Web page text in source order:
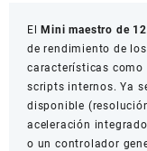
Original
Pololu
item
1352
cantidad
ElMini maestro de
de rendimiento de
características como
scripts internos. Ya
disponible
aceleración
o un controlador